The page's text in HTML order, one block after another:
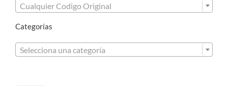
Cualquier Codigo Original
Categorías
Selecciona una categoría